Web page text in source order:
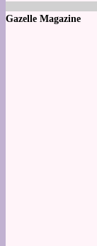
Gazelle Magazine